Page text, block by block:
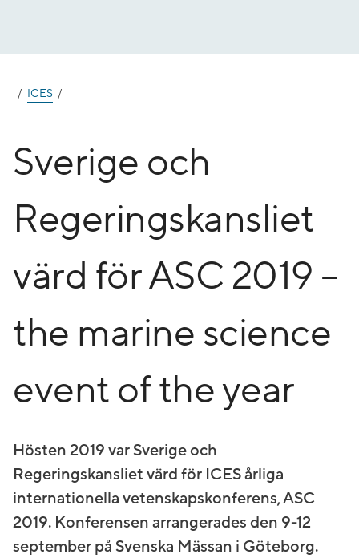
ICES
Sverige och
Regeringskansliet
värd för ASC 2019 –
the marine science
event of the year
Hösten 2019 var Sverige och
Regeringskansliet värd för ICES årliga
internationella vetenskapskonferens, ASC
2019. Konferensen arrangerades den 9-12
september på Svenska Mässan i Göteborg.